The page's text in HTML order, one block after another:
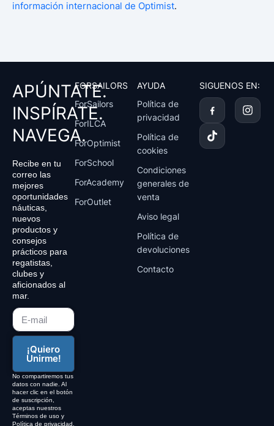
información internacional de Optimist.
APÚNTATE.
INSPÍRATE.
NAVEGA.
Recibe en tu
correo las
mejores
oportunidades
náuticas,
nuevos
productos y
consejos
prácticos para
regatistas,
clubes y
aficionados al
mar.
¡Quiero
Unirme!
No compartiremos tus
datos con nadie. Al
hacer clic en el botón
de suscripción,
aceptas nuestros
Términos de uso y
Política de privacidad.
FORSAILORS
ForSailors
ForILCA
ForOptimist
ForSchool
ForAcademy
ForOutlet
AYUDA
Política de
privacidad
Política de
cookies
Condiciones
generales de
venta
Aviso legal
Política de
devoluciones
Contacto
SIGUENOS EN:
I
n
s
T
i
t
o